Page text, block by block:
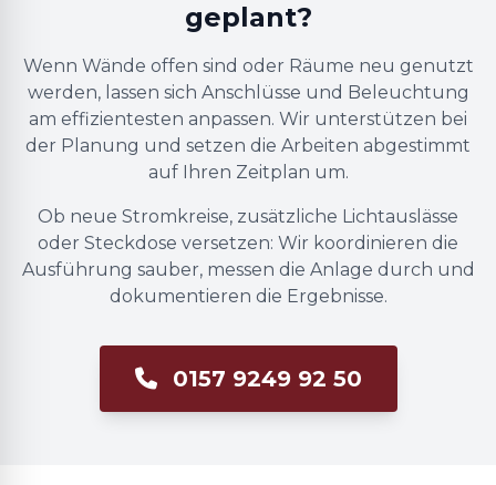
geplant?
Wenn Wände offen sind oder Räume neu genutzt
werden, lassen sich Anschlüsse und Beleuchtung
am effizientesten anpassen. Wir unterstützen bei
der Planung und setzen die Arbeiten abgestimmt
auf Ihren Zeitplan um.
Ob neue Stromkreise, zusätzliche Lichtauslässe
oder Steckdose versetzen: Wir koordinieren die
Ausführung sauber, messen die Anlage durch und
dokumentieren die Ergebnisse.
0157 9249 92 50